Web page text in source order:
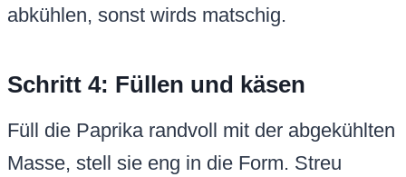
abkühlen, sonst wirds matschig.
Schritt 4: Füllen und käsen
Füll die Paprika randvoll mit der abgekühlten
Masse, stell sie eng in die Form. Streu